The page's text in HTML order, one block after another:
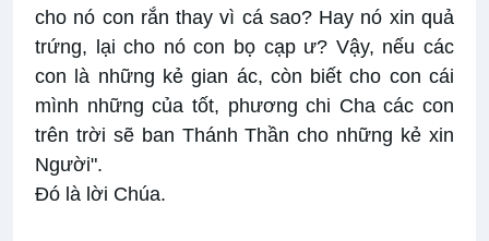
cho nó con rắn thay vì cá sao? Hay nó xin quả
trứng, lại cho nó con bọ cạp ư? Vậy, nếu các
con là những kẻ gian ác, còn biết cho con cái
mình những của tốt, phương chi Cha các con
trên trời sẽ ban Thánh Thần cho những kẻ xin
Người".
Ðó là lời Chúa.